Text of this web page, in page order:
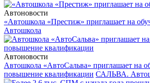
Автоновости
«Автошкола «Престиж» приглашает на
Автошкола
Автоновости
Автошкола «АвтоСальва» приглашает на
повышение квалификации САЛЬВА.